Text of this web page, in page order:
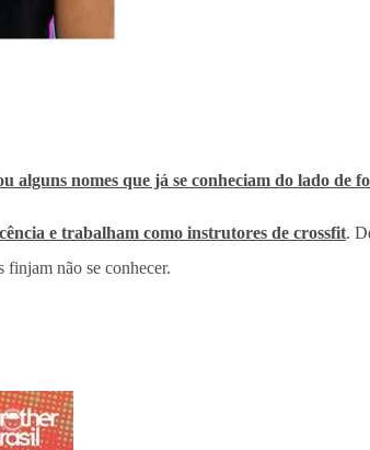
alguns nomes que já se conheciam do lado de
e trabalham como instrutores de crossfit.
não se conhecer.